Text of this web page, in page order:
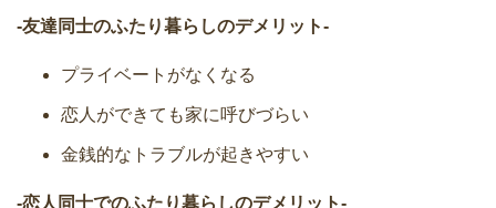
-友達同士のふたり暮らしのデメリット-
プライベートがなくなる
恋人ができても家に呼びづらい
金銭的なトラブルが起きやすい
-恋人同士でのふたり暮らしのデメリット-